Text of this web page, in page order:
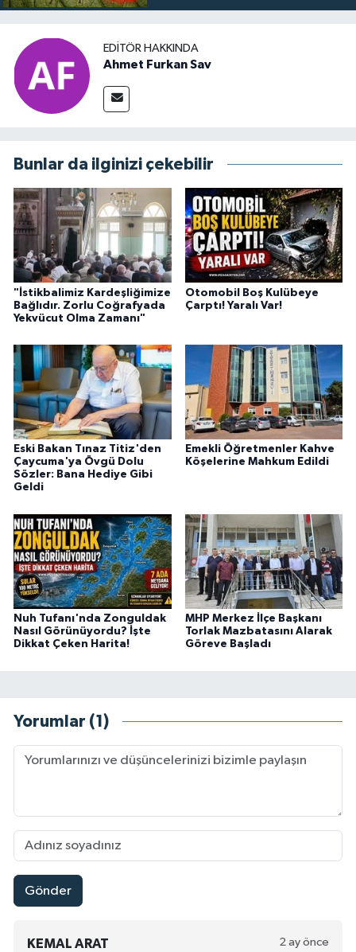
EDITÖR HAKKINDA
Ahmet Furkan Sav
Bunlar da ilginizi çekebilir
"İstikbalimiz Kardeşliğimize
Bağlıdır. Zorlu Coğrafyada
Yekvücut Olma Zamanı"
Otomobil Boş Kulübeye
Çarptı! Yaralı Var!
Eski Bakan Tınaz Titiz'den
Çaycuma'ya Övgü Dolu
Sözler: Bana Hediye Gibi
Geldi
Emekli Öğretmenler Kahve
Köşelerine Mahkum Edildi
Nuh Tufanı'nda Zonguldak
Nasıl Görünüyordu? İşte
Dikkat Çeken Harita!
MHP Merkez İlçe Başkanı
Torlak Mazbatasını Alarak
Göreve Başladı
Yorumlar (1)
Gönder
KEMAL ARAT 2 ay önce